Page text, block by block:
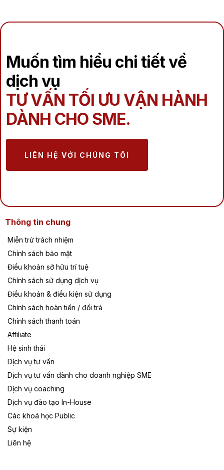
Muốn tìm hiểu chi tiết về
dịch vụ
TƯ VẤN TỐI ƯU VẬN HÀNH
DÀNH CHO SME.
LIÊN HỆ VỚI CHÚNG TÔI
Thông tin chung
Miễn trừ trách nhiệm
Chính sách bảo mật
Điều khoản sở hữu trí tuệ
Chính sách sử dụng dịch vụ
Điều khoản & điều kiện sử dụng
Chính sách hoàn tiền / đổi trả
Chính sách thanh toán
Affiliate
Hệ sinh thái
Dịch vụ tư vấn
Dịch vụ tư vấn dành cho doanh nghiệp SME
Dịch vụ coaching
Dịch vụ đào tạo In-House
Các khoá học Public
Sự kiện
Liên hệ